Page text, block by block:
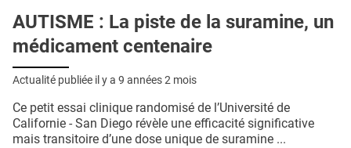
CRÉDITS
AUTISME : La piste de la suramine, un
médicament centenaire
Actualité publiée il y a 9 années 2 mois
Ce petit essai clinique randomisé de l’Université de
Californie - San Diego révèle une efficacité significative
mais transitoire d’une dose unique de suramine ...